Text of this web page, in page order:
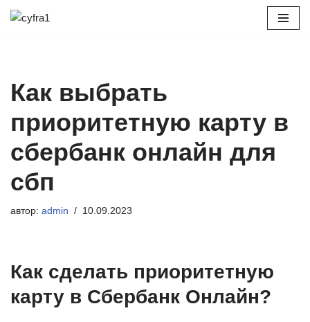
Как выбрать
приоритетную карту в
сбербанк онлайн для
сбп
автор: admin 10.09.2023
Как сделать приоритетную
карту в Сбербанк Онлайн?